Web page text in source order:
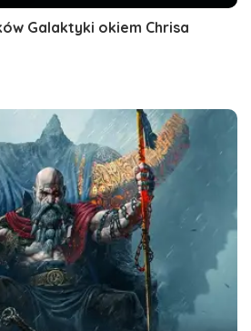
Galaktyki okiem Chrisa